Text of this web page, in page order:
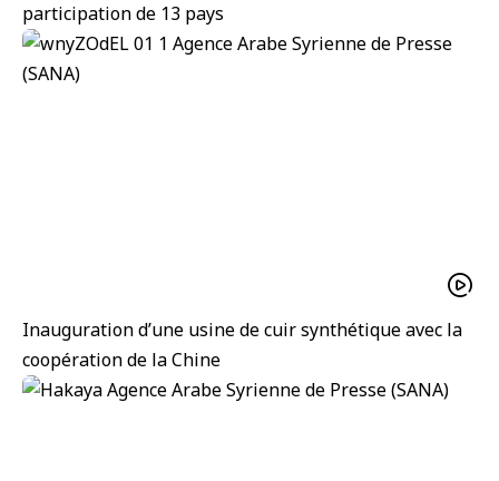
participation de 13 pays
Inauguration d’une usine de cuir synthétique avec la
coopération de la Chine